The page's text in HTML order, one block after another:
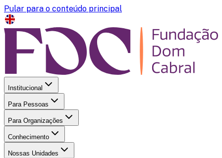
Pular para o conteúdo principal
Institucional
Para Pessoas
Para Organizações
Conhecimento
Nossas Unidades